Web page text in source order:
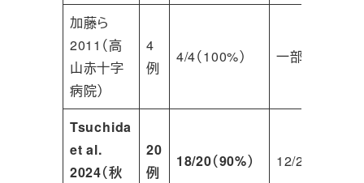
加藤ら
2011（高
山赤十字
病院）
4
例
4/4（100%） 一部
Tsuchida
et al.
2024（秋
20
例
18/20（90%） 12/20（60%）